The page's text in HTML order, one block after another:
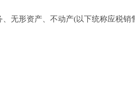
无形资产、不动产(以下统称应税